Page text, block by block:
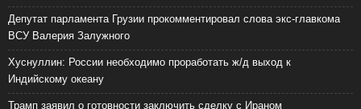
Депутат парламента Грузии прокомментировал слова экс-главкома
ВСУ Валерия Залужного
Хуснуллин: России необходимо проработать ж/д выход к
Индийскому океану
Трамп заявил о готовности заключить сделку с Ираном